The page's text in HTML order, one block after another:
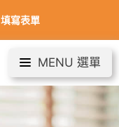
填寫表單
MENU 選單